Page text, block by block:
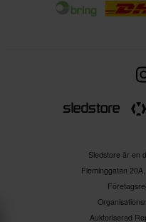
• Enligt europeisk
• Knäskyddare: EN 1621-
Sledstore är en
Fleminggatan
Auktoriserad